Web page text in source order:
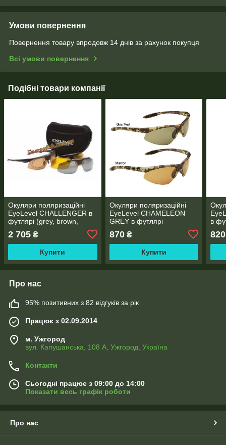
Умови повернення
Повернення товару впродовж 14 днів за рахунок покупця
Всі умови повернення
Подібні товари компанії
Окуляри поляризаційні
EyeLevel CHALLENGER в
футлярі (grey, brown,
2 705 ₴
Купити
Окуляри поляризаційні
EyeLevel CHAMELEON
GREY в футлярі
870₴
Купити
в
820
Про нас
95% позитивних з 82 відгуків за рік
Працює з 02.09.2014
м. Ужгород
вул. Капушанська, 108 А, Ужгород, Україна
Контакти
Сьогодні працює з 09:00 до 14:00
Показати весь графік роботи
Про нас